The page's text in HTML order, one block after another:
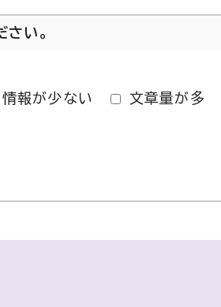
い。
情報が少ない
文章量が多